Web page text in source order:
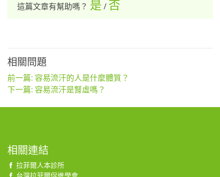
這篇文章有幫助嗎？ 是 / 否
相關問題
前一篇: 容易流汗的人是什麼體質？
下一篇: 容易流汗是腎虛嗎？
相關連結
拉菲爾人本診所